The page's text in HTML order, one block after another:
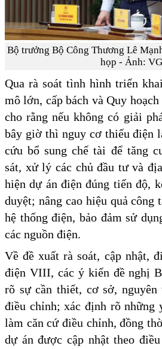
Bộ trưởng Bộ Công Thương Lê
họp - Ảnh:
Qua rà soát tình hình triển
mô lớn, cấp bách và Quy
cho rằng nếu không có giải
bây giờ thì nguy cơ thiếu điện
cứu bổ sung chế tài để tăng
sát, xử lý các chủ đầu tư và
hiện dự án điện đúng tiến độ,
duyệt; nâng cao hiệu quả công
hệ thống điện, bảo đảm sử
các nguồn điện.
Về đề xuất rà soát, cập nhật,
điện VIII, các ý kiến đề nghị
rõ sự cần thiết, cơ sở, nguyên
điều chỉnh; xác định rõ những
làm căn cứ điều chỉnh, đồng
dự án được cập nhật theo